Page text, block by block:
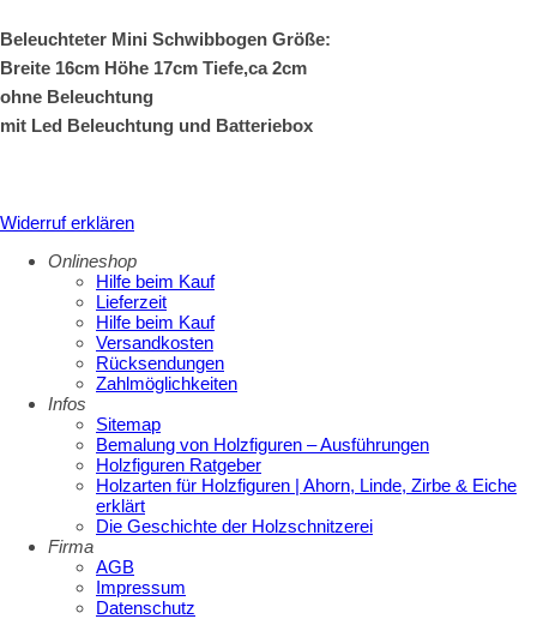
Beleuchteter Mini Schwibbogen Größe:
Breite 16cm Höhe 17cm Tiefe,ca 2cm
ohne Beleuchtung
mit Led Beleuchtung und Batteriebox
Widerruf erklären
Onlineshop
Hilfe beim Kauf
Lieferzeit
Hilfe beim Kauf
Versandkosten
Rücksendungen
Zahlmöglichkeiten
Infos
Sitemap
Bemalung von Holzfiguren – Ausführungen
Holzfiguren Ratgeber
Holzarten für Holzfiguren | Ahorn, Linde, Zirbe & Eiche
erklärt
Die Geschichte der Holzschnitzerei
Firma
AGB
Impressum
Datenschutz